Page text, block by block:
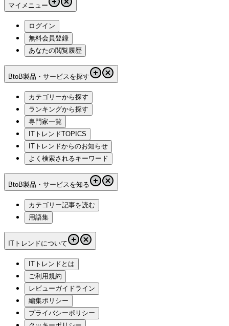
マイメニュー
ログイン
無料会員登録
あなたの閲覧履歴
BtoB製品・サービスを探す
カテゴリーから探す
ランキングから探す
専門家一覧
ITトレンドTOPICS
ITトレンドからのお知らせ
よく検索されるキーワード
BtoB製品・サービスを知る
カテゴリー記事を読む
用語集
ITトレンドについて
ITトレンドとは
ご利用規約
レビューガイドライン
編集ポリシー
プライバシーポリシー